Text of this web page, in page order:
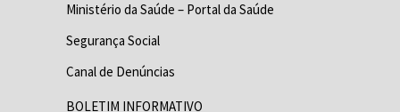
Ministério da Saúde – Portal da Saúde
Segurança Social
Canal de Denúncias
BOLETIM INFORMATIVO